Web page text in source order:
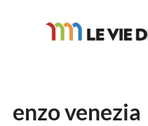
enzo venezia